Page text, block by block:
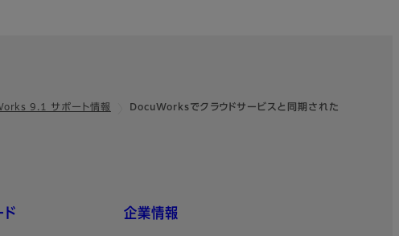
9.1 サポート情報
DocuWorksでクラウドサービスと同期された
ド 企業情報